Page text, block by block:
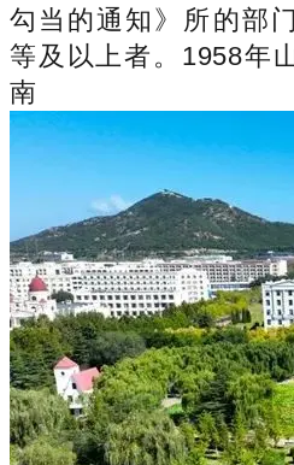
勾当的通知》所的部
等及以上者。1958年
南